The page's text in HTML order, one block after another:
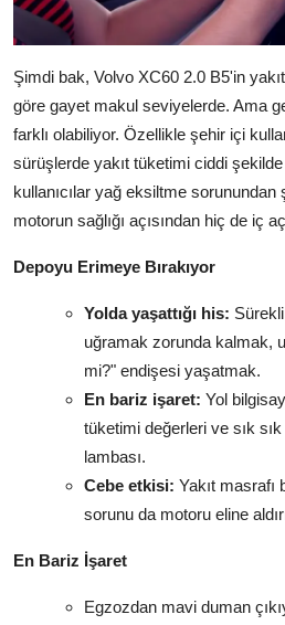
Şimdi bak, Volvo XC60 2.0 B5'in
göre gayet makul seviyelerde. Ama
farklı olabiliyor. Özellikle şehir içi
sürüşlerde yakıt tüketimi ciddi
kullanıcılar yağ eksiltme
motorun sağlığı açısından hiç de iç
Depoyu Erimeye Bırakıyor
Yolda yaşattığı his:
uğramak zorunda kalmak,
mi?" endişesi yaşatmak.
En bariz işaret: Yol
tüketimi değerleri ve sık
lambası.
Cebe etkisi: Yakıt
sorunu da motoru eline
En Bariz İşaret
Egzozdan mavi duman